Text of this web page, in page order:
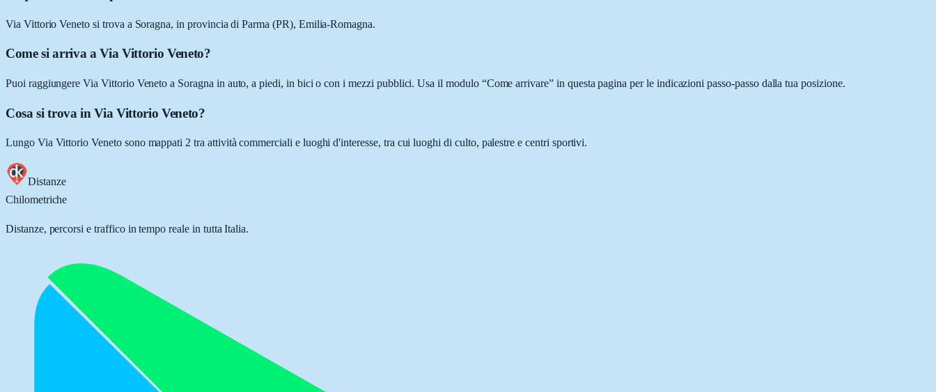
Via Vittorio Veneto si trova a Soragna, in provincia di Parma (PR), Emilia-Romagna.
Come si arriva a Via Vittorio Veneto?
Puoi raggiungere Via Vittorio Veneto a Soragna in auto, a piedi, in bici o con i mezzi pubblici. Usa il modulo “Come arrivare” in questa pagina per le indicazioni passo-passo dalla tua posizione.
Cosa si trova in Via Vittorio Veneto?
Lungo Via Vittorio Veneto sono mappati 2 tra attività commerciali e luoghi d'interesse, tra cui luoghi di culto, palestre e centri sportivi.
Distanze
Chilometriche
Distanze, percorsi e traffico in tempo reale in tutta Italia.